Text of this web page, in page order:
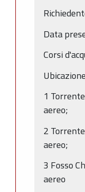
Data
Corsi
1
aereo;
2
aereo;
3 Fosso
aereo